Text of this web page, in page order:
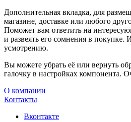
Дополнительная вкладка, для
магазине, доставке или любого
Поможет вам ответить на
и развеять его сомнения в покупке.
усмотрению.
Вы можете убрать её или вернуть
галочку в настройках компонента.
О компании
Контакты
Вконтакте